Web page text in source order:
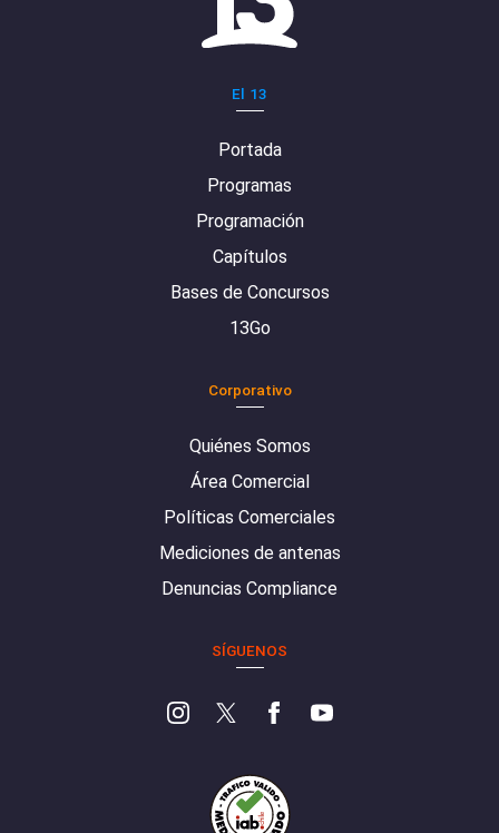
El 13
Portada
Programas
Programación
Capítulos
Bases de Concursos
13Go
Corporativo
Quiénes Somos
Área Comercial
Políticas Comerciales
Mediciones de antenas
Denuncias Compliance
SÍGUENOS